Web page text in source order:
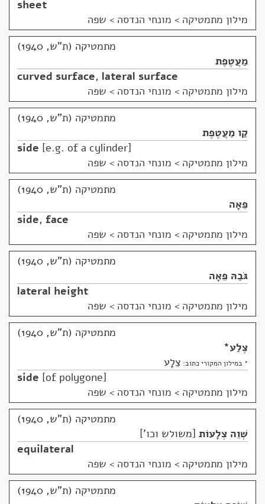
sheet
מילון מתמטיקה > מונחי הנדסה > שפה
מתמטיקה (ת"ש, 1940)
מַעֲטֶפֶת
curved surface, lateral surface
מילון מתמטיקה > מונחי הנדסה > שפה
מתמטיקה (ת"ש, 1940)
קַו מַעֲטֶפֶת
side e.g. of a cylinder
מילון מתמטיקה > מונחי הנדסה > שפה
מתמטיקה (ת"ש, 1940)
פֵּאָה
side, face
מילון מתמטיקה > מונחי הנדסה > שפה
מתמטיקה (ת"ש, 1940)
גֹּבַהּ פֵּאָה
lateral height
מילון מתמטיקה > מונחי הנדסה > שפה
מתמטיקה (ת"ש, 1940)
צֶלַע*
* במילון המקורי כתוב: צֵלָע
side of polygone
מילון מתמטיקה > מונחי הנדסה > שפה
מתמטיקה (ת"ש, 1940)
שְׁוֵה צְלָעוֹת משולש וכו'
equilateral
מילון מתמטיקה > מונחי הנדסה > שפה
מתמטיקה (ת"ש, 1940)